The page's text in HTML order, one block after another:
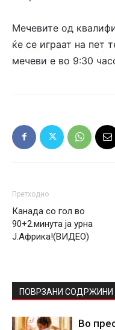
Мечевите од
ќе се играат на пет
мечеви е во 9:30
Претходно
Канада со гол во
90+2.минута ја урна
Ј.Африка!(ВИДЕО)
ПОВРЗАНИ СОДРЖИНИ
Во